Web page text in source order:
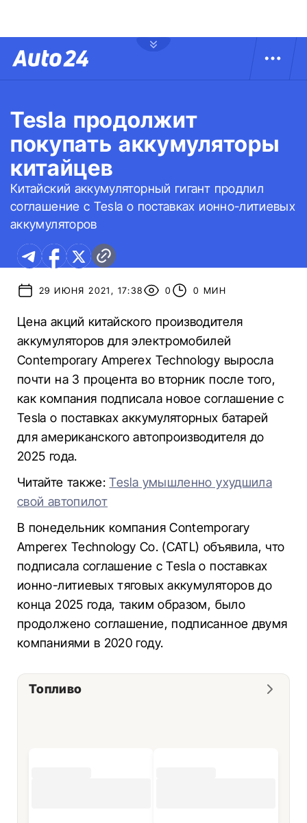
Tesla продолжит
покупать аккумуляторы
китайцев
Китайский аккумуляторный гигант продлил
соглашение с Tesla о поставках ионно-литиевых
аккумуляторов
29 ИЮНЯ 2021, 17:38 0 0 МИН
Цена акций китайского производителя
аккумуляторов для электромобилей
Contemporary Amperex Technology выросла
почти на 3 процента во вторник после того,
как компания подписала новое соглашение с
Tesla о поставках аккумуляторных батарей
для американского автопроизводителя до
2025 года.
Читайте также:Tesla умышленно ухудшила
свой автопилот
В понедельник компания Contemporary
Amperex Technology Co. (CATL) объявила, что
подписала соглашение с Tesla о поставках
ионно-литиевых тяговых аккумуляторов до
конца 2025 года, таким образом, было
продолжено соглашение, подписанное двумя
компаниями в 2020 году.
Топливо